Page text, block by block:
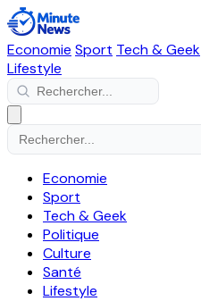
Economie Sport Tech & Geek
Lifestyle
Economie
Sport
Tech & Geek
Politique
Culture
Santé
Lifestyle